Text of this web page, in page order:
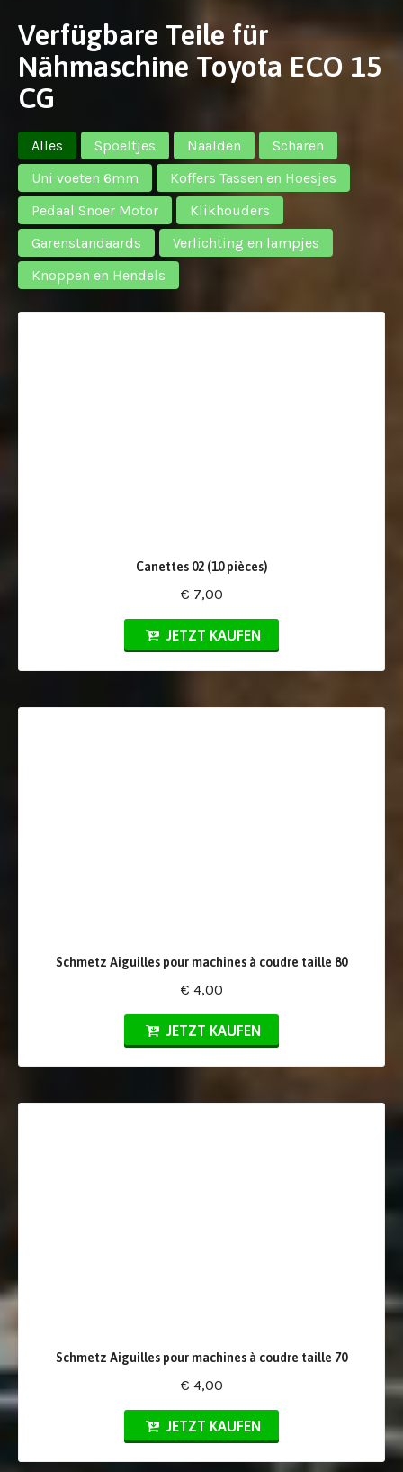
Verfügbare Teile für
Nähmaschine Toyota ECO 15
CG
Alles Spoeltjes Naalden
Scharen
Uni voeten 6mm
Koffers Tassen en Hoesjes
Pedaal Snoer Motor
Klikhouders
Garenstandaards
Verlichting en lampjes
Knoppen en Hendels
Canettes 02 (10 pièces)
€ 7,00
JETZT KAUFEN
Schmetz Aiguilles pour machines à coudre taille 80
€ 4,00
JETZT KAUFEN
Schmetz Aiguilles pour machines à coudre taille 70
€ 4,00
JETZT KAUFEN